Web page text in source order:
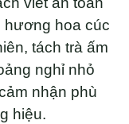
hương hoa cúc
tách trà ấm
nghỉ nhỏ
nhận phù
hiệu.